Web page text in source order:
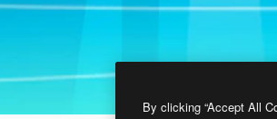
By clicking “Accept All